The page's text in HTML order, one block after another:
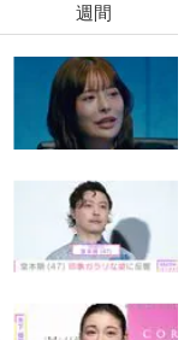
週間